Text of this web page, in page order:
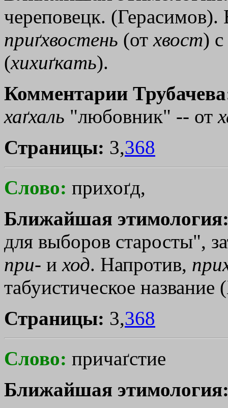
череповецк. (Герасимов).
приґхвостень (отхвост)
(хихиґкать).
Комментарии
хаґхаль "любовник" -- от
Страницы: 3,368
Слово: прихоґд,
Ближайшая
для выборов старосты",
при- иход. Напротив,
табуистическое название
Страницы: 3,368
Слово: причаґстие
Ближайшая